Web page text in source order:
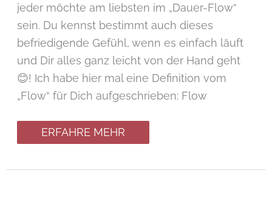
jeder möchte am liebsten im „Dauer-Flow“
sein. Du kennst bestimmt auch dieses
befriedigende Gefühl, wenn es einfach läuft
und Dir alles ganz leicht von der Hand geht
😊! Ich habe hier mal eine Definition vom
„Flow“ für Dich aufgeschrieben: Flow
ERFAHRE MEHR